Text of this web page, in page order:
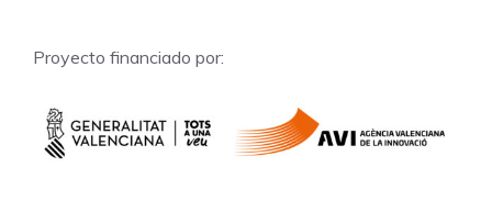
Proyecto financiado por: